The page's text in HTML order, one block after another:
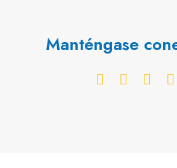
Manténgase